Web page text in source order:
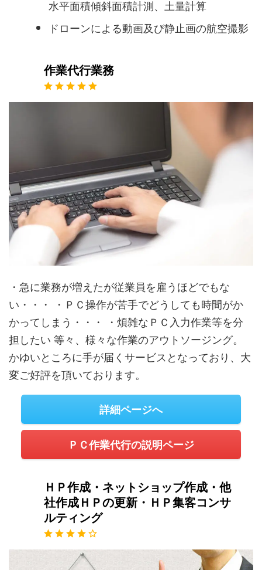
水平面積傾斜面積計測、土量計算
ドローンによる動画及び静止画の航空撮影
作業代行業務
・急に業務が増えたが従業員を雇うほどでもな
い・・・ ・ＰＣ操作が苦手でどうしても時間がか
かってしまう・・・ ・煩雑なＰＣ入力作業等を分
担したい 等々、様々な作業のアウトソージング。
かゆいところに手が届くサービスとなっており、大
変ご好評を頂いております。
詳細ページへ
ＰＣ作業代行の説明ページ
ＨＰ作成・ネットショップ作成・他
社作成ＨＰの更新・ＨＰ集客コンサ
ルティング